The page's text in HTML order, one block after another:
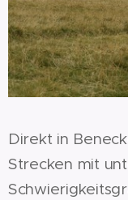
Direkt in
Strecken mit